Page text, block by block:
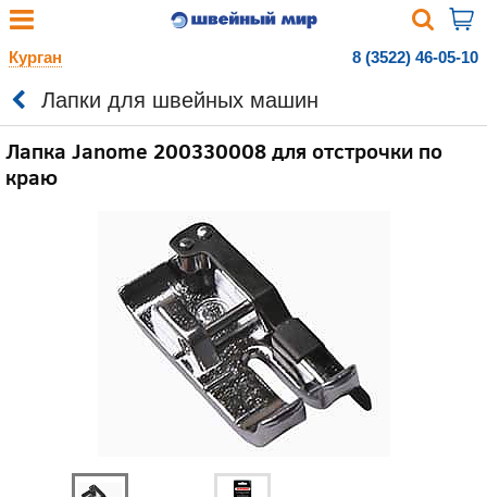
Курган 8 (3522) 46-05-10
Лапки для швейных машин
Лапка Janome 200330008 для отстрочки по
краю